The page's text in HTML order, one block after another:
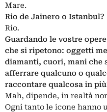
Mare.
Rio de Jainero o Istanbul?
Rio.
Guardando le vostre
che si ripetono: oggetti
diamanti, cuori, mani che
afferrare qualcuno o
raccontare qualcosa in
Mah, dipende, in realtà
Ogni tanto le icone hanno